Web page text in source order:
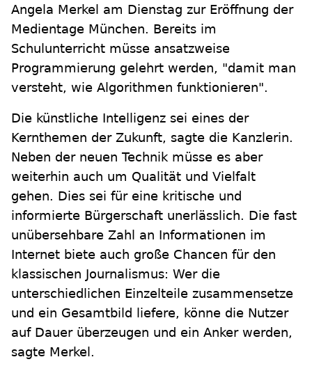
Angela Merkel am Dienstag zur Eröffnung der
Medientage München. Bereits im
Schulunterricht müsse ansatzweise
Programmierung gelehrt werden, "damit man
versteht, wie Algorithmen funktionieren".
Die künstliche Intelligenz sei eines der
Kernthemen der Zukunft, sagte die Kanzlerin.
Neben der neuen Technik müsse es aber
weiterhin auch um Qualität und Vielfalt
gehen. Dies sei für eine kritische und
informierte Bürgerschaft unerlässlich. Die fast
unübersehbare Zahl an Informationen im
Internet biete auch große Chancen für den
klassischen Journalismus: Wer die
unterschiedlichen Einzelteile zusammensetze
und ein Gesamtbild liefere, könne die Nutzer
auf Dauer überzeugen und ein Anker werden,
sagte Merkel.